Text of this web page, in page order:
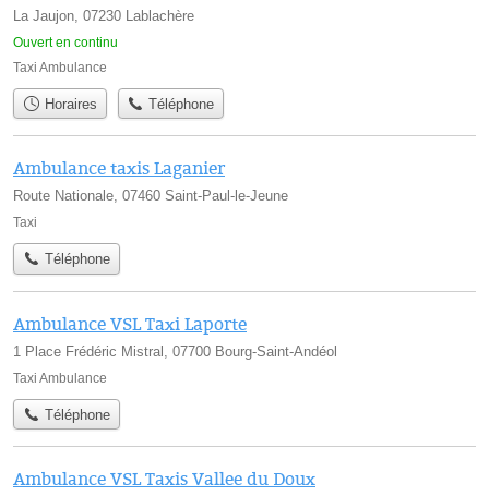
La Jaujon, 07230 Lablachère
Ouvert en continu
Taxi Ambulance
Horaires Téléphone
Ambulance taxis Laganier
Route Nationale, 07460 Saint-Paul-le-Jeune
Taxi
Téléphone
Ambulance VSL Taxi Laporte
1 Place Frédéric Mistral, 07700 Bourg-Saint-Andéol
Taxi Ambulance
Téléphone
Ambulance VSL Taxis Vallee du Doux